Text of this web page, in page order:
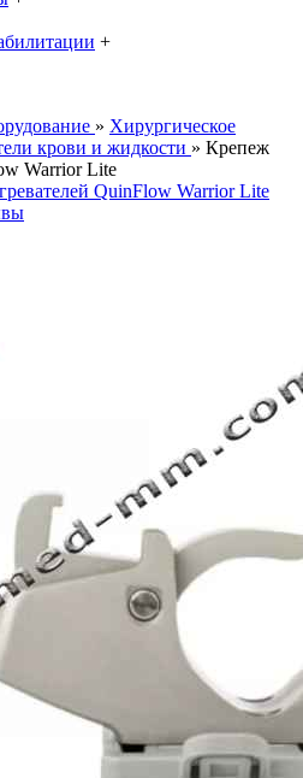
+
» Хирургическое
крови и жидкости » Крепеж
Warrior Lite